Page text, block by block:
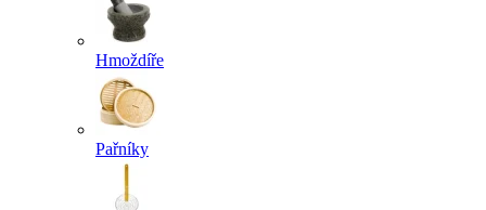
Hmoždíře
Pařníky